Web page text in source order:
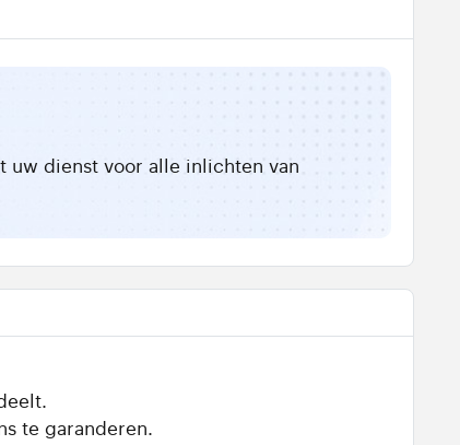
uw dienst voor alle inlichten van
te garanderen.